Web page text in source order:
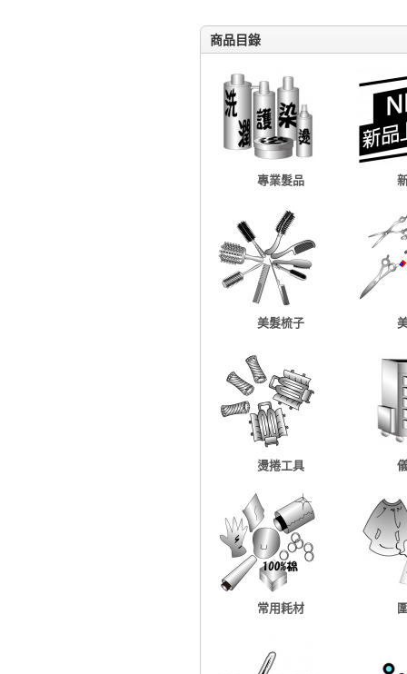
商品目錄
專業髮品
美髮梳子
燙捲工具
常用耗材